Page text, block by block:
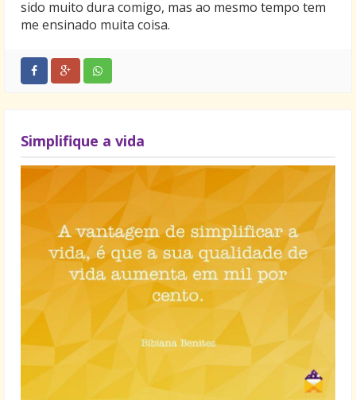
sido muito dura comigo, mas ao mesmo tempo tem
me ensinado muita coisa.
Simplifique a vida